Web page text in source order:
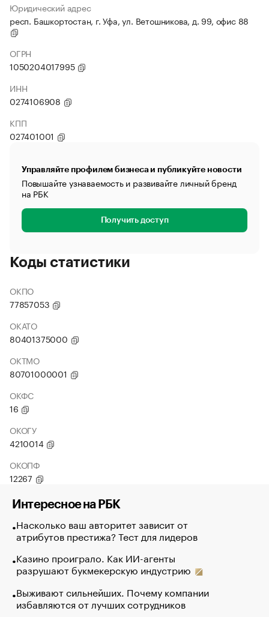
Юридический адрес
респ. Башкортостан, г. Уфа, ул. Ветошникова, д. 99, офис 88
ОГРН
1050204017995
ИНН
0274106908
КПП
027401001
Управляйте профилем бизнеса и публикуйте новости
Повышайте узнаваемость и развивайте личный бренд
на РБК
Получить доступ
Коды статистики
ОКПО
77857053
ОКАТО
80401375000
ОКТМО
80701000001
ОКФС
16
ОКОГУ
4210014
ОКОПФ
12267
Интересное на РБК
Насколько ваш авторитет зависит от
атрибутов престижа? Тест для лидеров
Казино проиграло. Как ИИ-агенты
разрушают букмекерскую индустрию
Выживают сильнейших. Почему компании
избавляются от лучших сотрудников